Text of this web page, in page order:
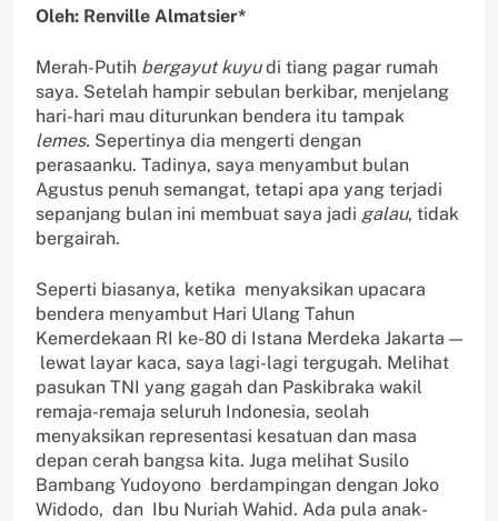
Oleh: Renville Almatsier*
Merah-Putih bergayut kuyudi tiang pagar rumah
saya. Setelah hampir sebulan berkibar, menjelang
hari-hari mau diturunkan bendera itu tampak
lemes. Sepertinya dia mengerti dengan
perasaanku. Tadinya, saya menyambut bulan
Agustus penuh semangat, tetapi apa yang terjadi
sepanjang bulan ini membuat saya jadi galau, tidak
bergairah.
Seperti biasanya, ketika menyaksikan upacara
bendera menyambut Hari Ulang Tahun
Kemerdekaan RI ke-80 di Istana Merdeka Jakarta —
lewat layar kaca, saya lagi-lagi tergugah. Melihat
pasukan TNI yang gagah dan Paskibraka wakil
remaja-remaja seluruh Indonesia, seolah
menyaksikan representasi kesatuan dan masa
depan cerah bangsa kita. Juga melihat Susilo
Bambang Yudoyono berdampingan dengan Joko
Widodo, dan Ibu Nuriah Wahid. Ada pula anak-